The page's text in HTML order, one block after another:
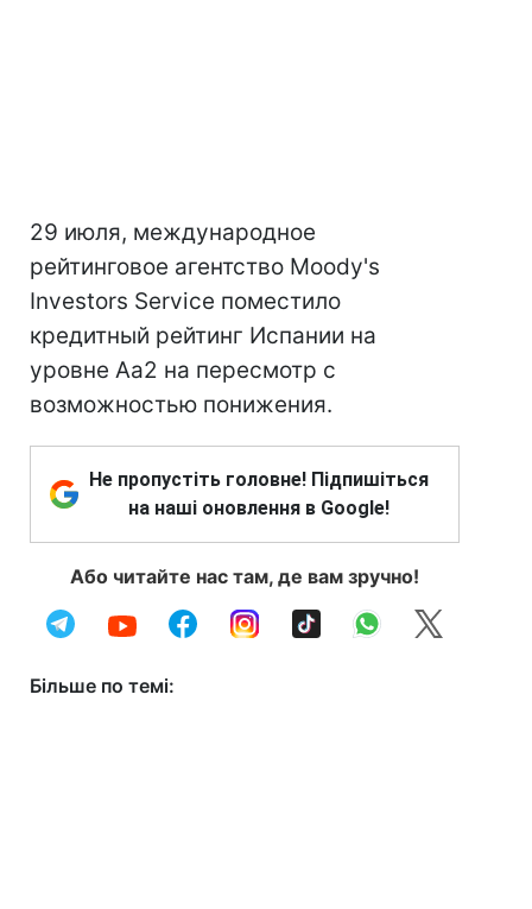
29 июля, международное
рейтинговое агентство Moody's
Investors Service поместило
кредитный рейтинг Испании на
уровне Аа2 на пересмотр с
возможностью понижения.
Не пропустіть головне! Підпишіться
на наші оновлення в Google!
Або читайте нас там, де вам зручно!
Більше по темі: